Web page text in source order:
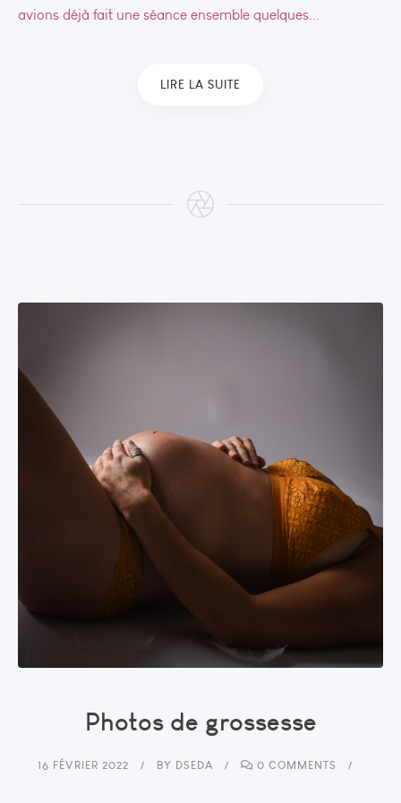
avions déjà fait une séance ensemble quelques...
LIRE LA SUITE
Photos de grossesse
16 FÉVRIER 2022 BY DSEDA 0 COMMENTS